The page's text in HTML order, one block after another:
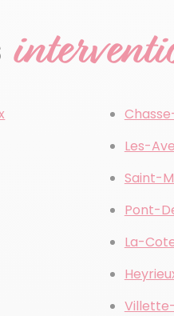
Les-
Saint-
Pont-
La-